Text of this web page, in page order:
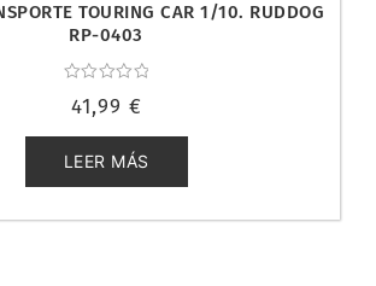
TOURING CAR 1/10. RUDDOG
RP-0403
con
de
5
41,99 €
LEER MÁS